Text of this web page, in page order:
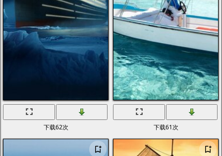
下载62次 下载61次